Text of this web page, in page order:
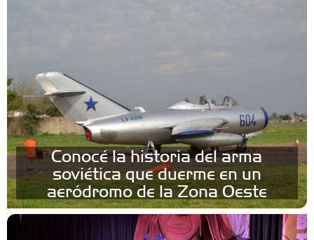
Conocé la historia del arma
soviética que duerme en un
aeródromo de la Zona Oeste